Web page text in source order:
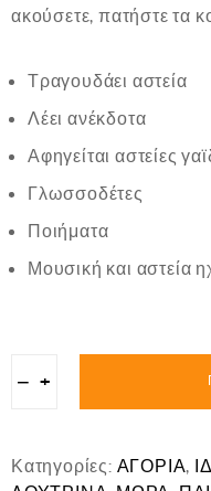
ακούσετε, πατήστε τα
Τραγουδάει αστεία
Λέει ανέκδοτα
Αφηγείται αστείες
Γλωσσοδέτες
Ποιήματα
Μουσική και αστεία
− +
Κατηγορίες: ΑΓΟΡΙΑ,